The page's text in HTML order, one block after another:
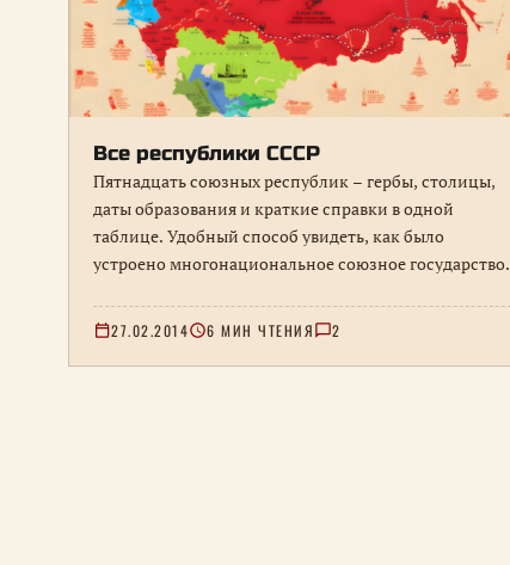
Все республики СССР
Пятнадцать союзных республик – гербы, столицы,
даты образования и краткие справки в одной
таблице. Удобный способ увидеть, как было
устроено многонациональное союзное государство.
27.02.2014 6 МИН ЧТЕНИЯ 2